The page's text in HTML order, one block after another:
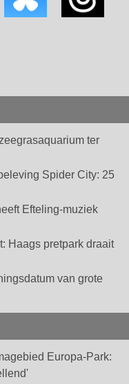
ter
Spider City: 25
Efteling-muziek
Haags pretpark draait
van grote
Europa-Park: